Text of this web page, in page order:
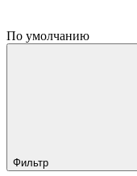
По умолчанию
Фильтр